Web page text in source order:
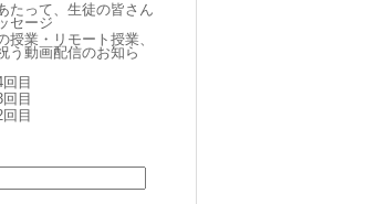
たって、生徒の皆さん
セージ
授業・リモート授業、
う動画配信のお知ら
目
目
目